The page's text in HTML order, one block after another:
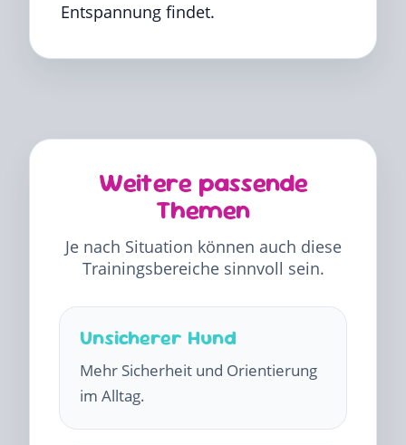
Entspannung findet.
Weitere passende
Themen
Je nach Situation können auch diese
Trainingsbereiche sinnvoll sein.
Unsicherer Hund
Mehr Sicherheit und Orientierung
im Alltag.